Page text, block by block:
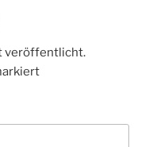
veröffentlicht.